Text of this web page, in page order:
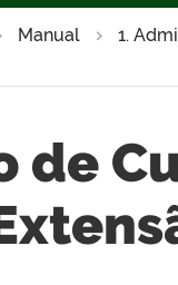
Manual 1.
de